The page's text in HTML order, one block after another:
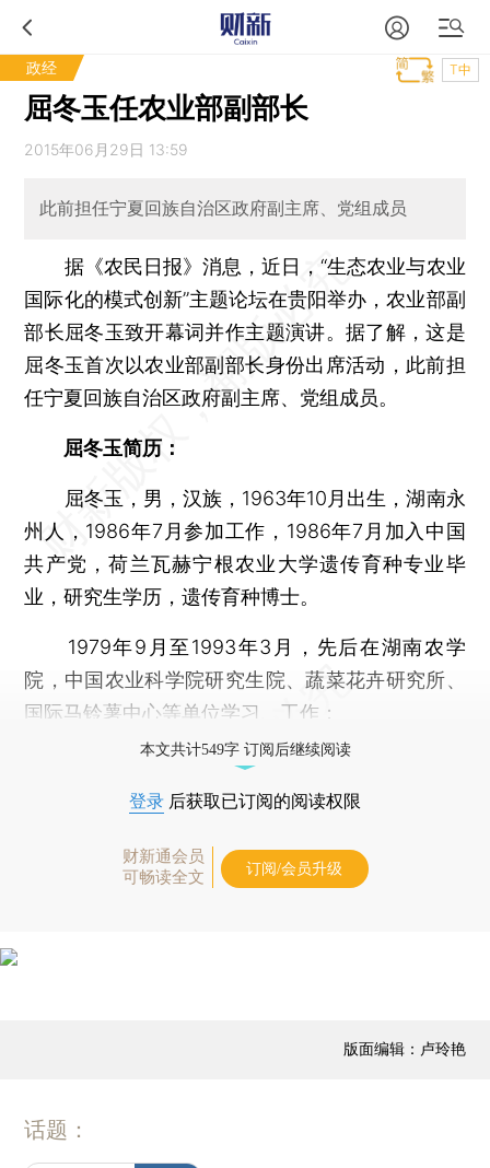
政经 T中
屈冬玉任农业部副部长
2015年06月29日 13:59
此前担任宁夏回族自治区政府副主席、党组成员
据《农民日报》消息，近日，“生态农业与农业
国际化的模式创新”主题论坛在贵阳举办，农业部副
部长屈冬玉致开幕词并作主题演讲。据了解，这是
屈冬玉首次以农业部副部长身份出席活动，此前担
任宁夏回族自治区政府副主席、党组成员。
屈冬玉简历：
屈冬玉，男，汉族，1963年10月出生，湖南永
州人，1986年7月参加工作，1986年7月加入中国
共产党，荷兰瓦赫宁根农业大学遗传育种专业毕
业，研究生学历，遗传育种博士。
1979年9月至1993年3月，先后在湖南农学
院，中国农业科学院研究生院、蔬菜花卉研究所、
国际马铃薯中心等单位学习、工作；
本文共计549字 订阅后继续阅读
登录 后获取已订阅的阅读权限
财新通会员
可畅读全文
订阅/会员升级
版面编辑：卢玲艳
话题：